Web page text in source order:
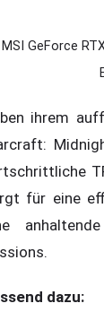
MSI GeForce
ihrem
für eine
dazu: